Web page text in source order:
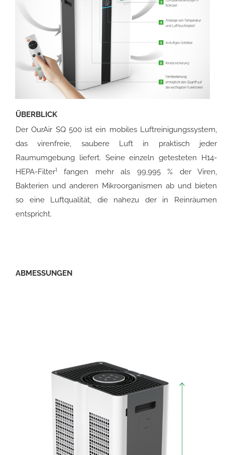
ÜBERBLICK
Der OurAir SQ 500 ist ein mobiles Luftreinigungssystem,
das virenfreie, saubere Luft in praktisch jeder
Raumumgebung liefert. Seine einzeln getesteten H14-
HEPA-Filter¹ fangen mehr als 99,995 % der Viren,
Bakterien und anderen Mikroorganismen ab und bieten
so eine Luftqualität, die nahezu der in Reinräumen
entspricht.
ABMESSUNGEN